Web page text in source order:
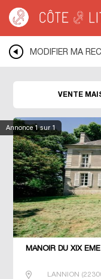
COTES D ARMOR
> COTE DE
MODIFIER MA
Annonce 1sur 1
VENTE
MANOIR DU XIX
LANNION (